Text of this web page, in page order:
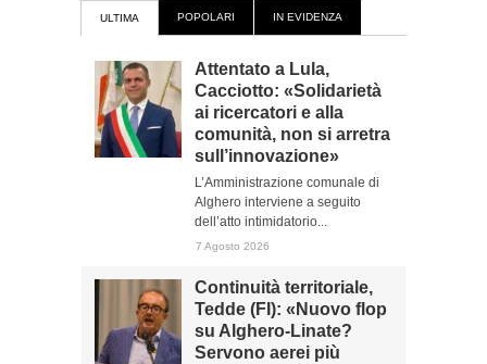
ULTIMA POPOLARI IN EVIDENZA
Attentato a Lula,
Cacciotto: «Solidarietà
ai ricercatori e alla
comunità, non si arretra
sull’innovazione»
L’Amministrazione comunale di
Alghero interviene a seguito
dell’atto intimidatorio...
7 Agosto 2026
Continuità territoriale,
Tedde (FI): «Nuovo flop
su Alghero-Linate?
Servono aerei più